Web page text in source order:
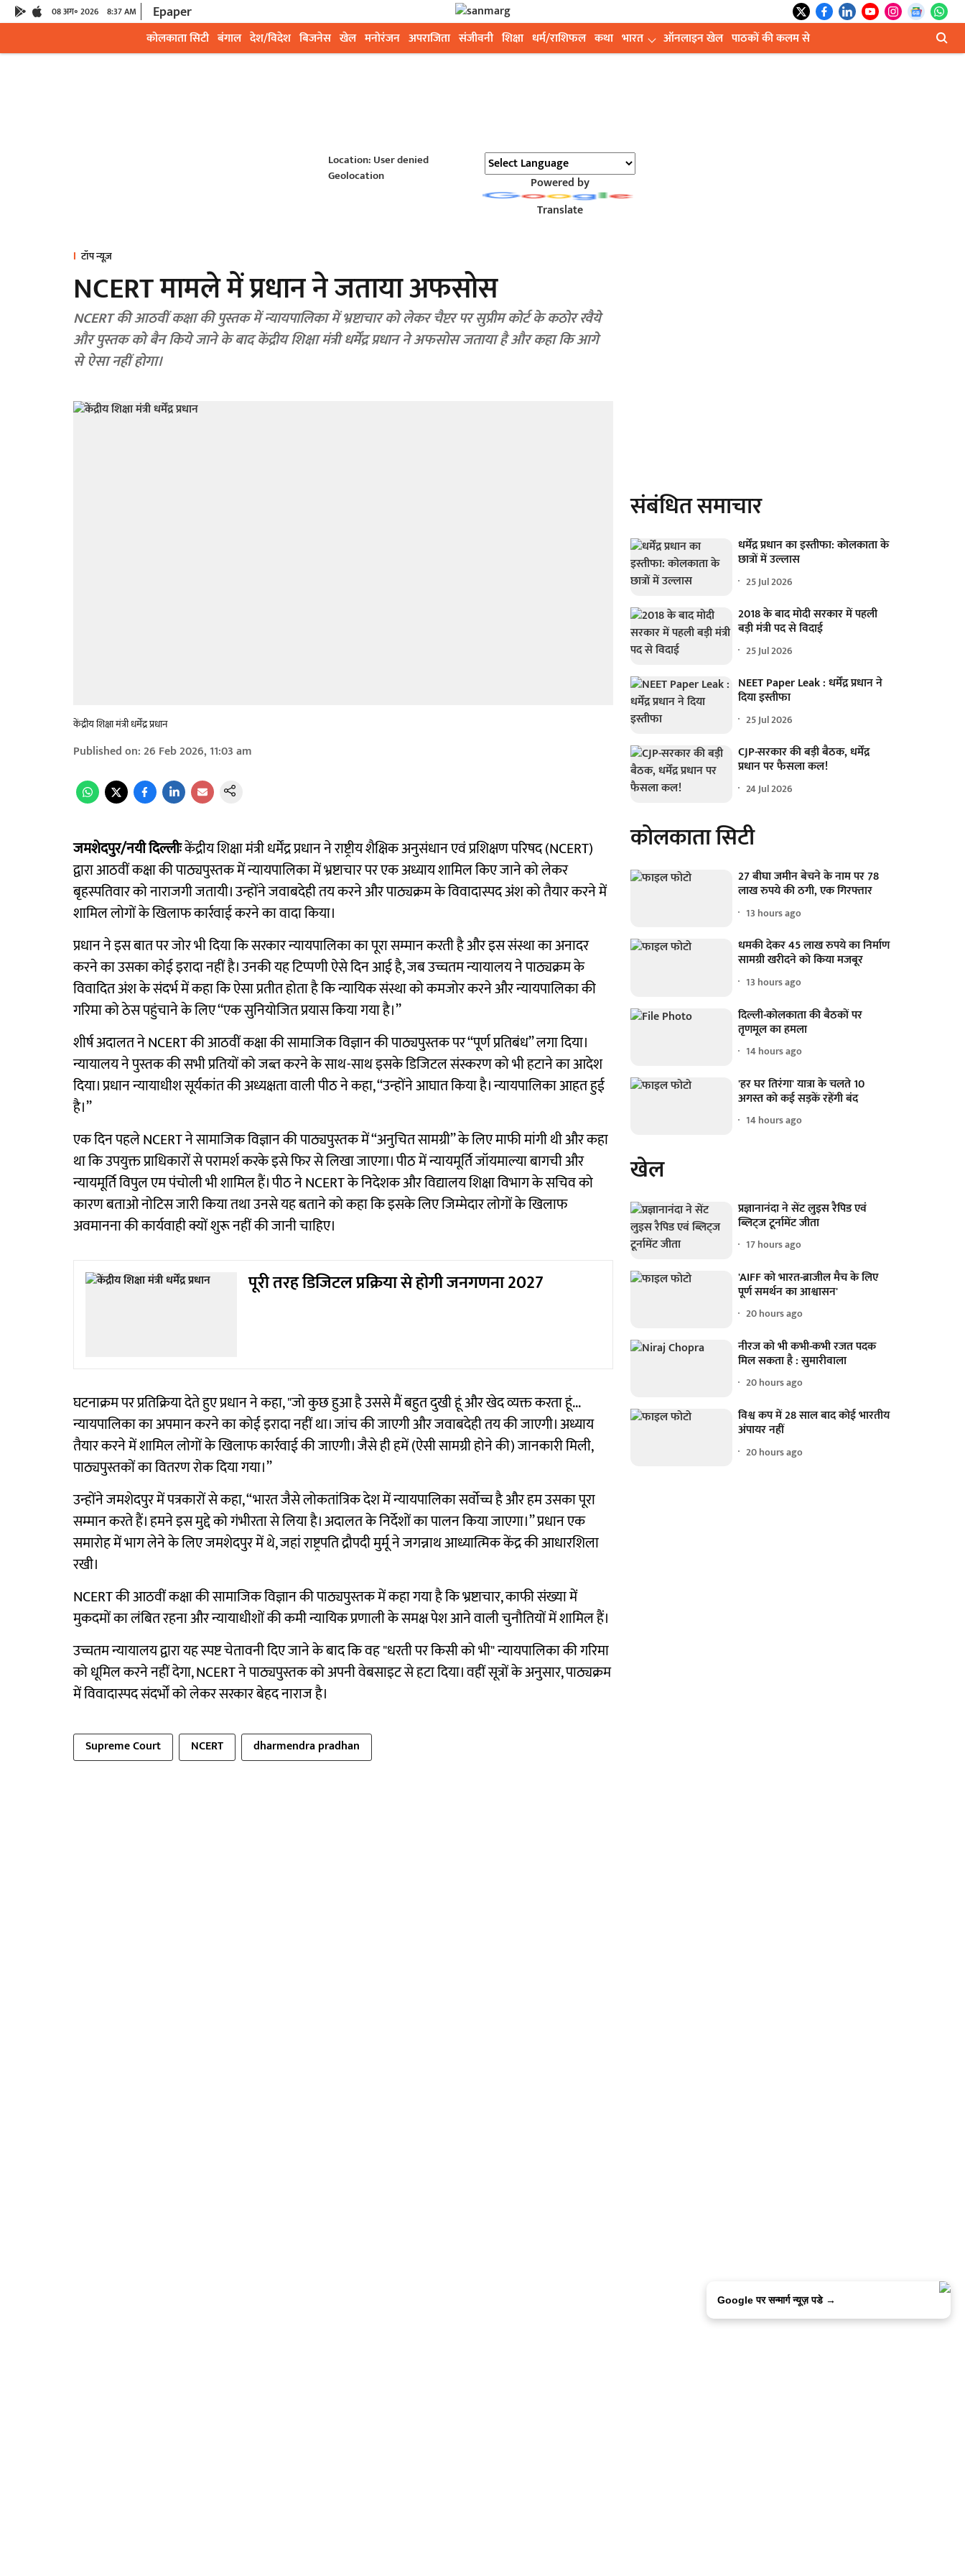
08 अग॰ 2026 8:37 AM Epaper
कोलकाता सिटी बंगाल देश/विदेश बिजनेस खेल मनोरंजन अपराजिता संजीवनी शिक्षा धर्म/राशिफल कथा भारत ऑनलाइन खेल पाठकों की कलम से
Location: User denied
Geolocation
Powered by
Translate
टॉप न्यूज़
NCERT मामले में प्रधान ने जताया अफसोस
NCERT की आठवीं कक्षा की पुस्तक में न्यायपालिका में भ्रष्टाचार को लेकर चैप्टर पर सुप्रीम कोर्ट के कठोर रवैये
और पुस्तक को बैन किये जाने के बाद केंद्रीय शिक्षा मंत्री धर्मेंद्र प्रधान ने अफसोस जताया है और कहा कि आगे
से ऐसा नहीं होगा।
केंद्रीय शिक्षा मंत्री धर्मेंद्र प्रधान
Published on:26 Feb 2026, 11:03 am
जमशेदपुर/नयी दिल्लीःकेंद्रीय शिक्षा मंत्री धर्मेंद्र प्रधान ने राष्ट्रीय शैक्षिक अनुसंधान एवं प्रशिक्षण परिषद (NCERT)
द्वारा आठवीं कक्षा की पाठ्यपुस्तक में न्यायपालिका में भ्रष्टाचार पर एक अध्याय शामिल किए जाने को लेकर
बृहस्पतिवार को नाराजगी जतायी। उन्होंने जवाबदेही तय करने और पाठ्यक्रम के विवादास्पद अंश को तैयार करने में
शामिल लोगों के खिलाफ कार्रवाई करने का वादा किया।
प्रधान ने इस बात पर जोर भी दिया कि सरकार न्यायपालिका का पूरा सम्मान करती है और इस संस्था का अनादर
करने का उसका कोई इरादा नहीं है। उनकी यह टिप्पणी ऐसे दिन आई है, जब उच्चतम न्यायालय ने पाठ्यक्रम के
विवादित अंश के संदर्भ में कहा कि ऐसा प्रतीत होता है कि न्यायिक संस्था को कमजोर करने और न्यायपालिका की
गरिमा को ठेस पहुंचाने के लिए ‘‘एक सुनियोजित प्रयास किया गया है।’’
शीर्ष अदालत ने NCERT की आठवीं कक्षा की सामाजिक विज्ञान की पाठ्यपुस्तक पर ‘‘पूर्ण प्रतिबंध’’ लगा दिया।
न्यायालय ने पुस्तक की सभी प्रतियों को जब्त करने के साथ-साथ इसके डिजिटल संस्करण को भी हटाने का आदेश
दिया। प्रधान न्यायाधीश सूर्यकांत की अध्यक्षता वाली पीठ ने कहा, ‘‘उन्होंने आघात किया है। न्यायपालिका आहत हुई
है।’’
एक दिन पहले NCERT ने सामाजिक विज्ञान की पाठ्यपुस्तक में ‘‘अनुचित सामग्री’’ के लिए माफी मांगी थी और कहा
था कि उपयुक्त प्राधिकारों से परामर्श करके इसे फिर से लिखा जाएगा। पीठ में न्यायमूर्ति जॉयमाल्या बागची और
न्यायमूर्ति विपुल एम पंचोली भी शामिल हैं। पीठ ने NCERT के निदेशक और विद्यालय शिक्षा विभाग के सचिव को
कारण बताओ नोटिस जारी किया तथा उनसे यह बताने को कहा कि इसके लिए जिम्मेदार लोगों के खिलाफ
अवमानना ​​​​की कार्यवाही क्यों शुरू नहीं की जानी चाहिए।
पूरी तरह डिजिटल प्रक्रिया से होगी जनगणना 2027
घटनाक्रम पर प्रतिक्रिया देते हुए प्रधान ने कहा, "जो कुछ हुआ है उससे मैं बहुत दुखी हूं और खेद व्यक्त करता हूं...
न्यायपालिका का अपमान करने का कोई इरादा नहीं था। जांच की जाएगी और जवाबदेही तय की जाएगी। अध्याय
तैयार करने में शामिल लोगों के खिलाफ कार्रवाई की जाएगी। जैसे ही हमें (ऐसी सामग्री होने की) जानकारी मिली,
पाठ्यपुस्तकों का वितरण रोक दिया गया।’’
उन्होंने जमशेदपुर में पत्रकारों से कहा, ‘‘भारत जैसे लोकतांत्रिक देश में न्यायपालिका सर्वोच्च है और हम उसका पूरा
सम्मान करते हैं। हमने इस मुद्दे को गंभीरता से लिया है। अदालत के निर्देशों का पालन किया जाएगा।’’ प्रधान एक
समारोह में भाग लेने के लिए जमशेदपुर में थे, जहां राष्ट्रपति द्रौपदी मुर्मू ने जगन्नाथ आध्यात्मिक केंद्र की आधारशिला
रखी।
NCERT की आठवीं कक्षा की सामाजिक विज्ञान की पाठ्यपुस्तक में कहा गया है कि भ्रष्टाचार, काफी संख्या में
मुकदमों का लंबित रहना और न्यायाधीशों की कमी न्यायिक प्रणाली के समक्ष पेश आने वाली चुनौतियों में शामिल हैं।
उच्चतम न्यायालय द्वारा यह स्पष्ट चेतावनी दिए जाने के बाद कि वह "धरती पर किसी को भी" न्यायपालिका की गरिमा
को धूमिल करने नहीं देगा, NCERT ने पाठ्यपुस्तक को अपनी वेबसाइट से हटा दिया। वहीं सूत्रों के अनुसार, पाठ्यक्रम
में विवादास्पद संदर्भों को लेकर सरकार बेहद नाराज है।
Supreme Court NCERT dharmendra pradhan
संबंधित समाचार
धर्मेंद्र प्रधान का इस्तीफा: कोलकाता के
छात्रों में उल्लास
25 Jul 2026
2018 के बाद मोदी सरकार में पहली
बड़ी मंत्री पद से विदाई
25 Jul 2026
NEET Paper Leak : धर्मेंद्र प्रधान ने
दिया इस्तीफा
25 Jul 2026
CJP-सरकार की बड़ी बैठक, धर्मेंद्र
प्रधान पर फैसला कल!
24 Jul 2026
कोलकाता सिटी
27 बीघा जमीन बेचने के नाम पर 78
लाख रुपये की ठगी, एक गिरफ्तार
13 hours ago
धमकी देकर 45 लाख रुपये का निर्माण
सामग्री खरीदने को किया मजबूर
13 hours ago
दिल्ली-कोलकाता की बैठकों पर
तृणमूल का हमला
14 hours ago
'हर घर तिरंगा' यात्रा के चलते 10
अगस्त को कई सड़कें रहेंगी बंद
14 hours ago
खेल
प्रज्ञानानंदा ने सेंट लुइस रैपिड एवं
ब्लिट्ज टूर्नामेंट जीता
17 hours ago
'AIFF को भारत-ब्राजील मैच के लिए
पूर्ण समर्थन का आश्वासन'
20 hours ago
नीरज को भी कभी-कभी रजत पदक
मिल सकता है : सुमारीवाला
20 hours ago
विश्व कप में 28 साल बाद कोई भारतीय
अंपायर नहीं
20 hours ago
Google पर सन्मार्ग न्यूज़ पडे →